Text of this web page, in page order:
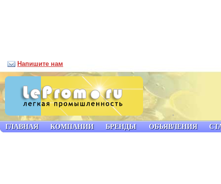
ГЛАВНАЯ КОМПАНИИ БРЕНДЫ ОБЪЯВЛЕНИЯ
Напишите нам